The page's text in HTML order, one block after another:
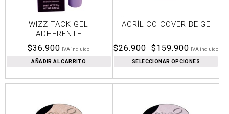
WIZZ TACK GEL
ADHERENTE
$36.900 IVA incluido
AÑADIR AL CARRITO
ACRÍLICO COVER BEIGE
$26.900 - $159.900 Rango
desde
IVA incluido
SELECCIONAR OPCIONES